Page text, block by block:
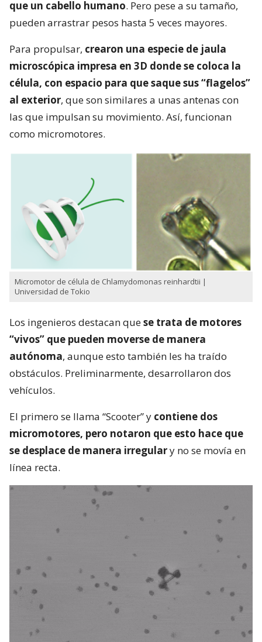
que un cabello humano. Pero pese a su tamaño,
pueden arrastrar pesos hasta 5 veces mayores.
Para propulsar, crearon una especie de jaula
microscópica impresa en 3D donde se coloca la
célula, con espacio para que saque sus “flagelos”
al exterior, que son similares a unas antenas con
las que impulsan su movimiento. Así, funcionan
como micromotores.
Micromotor de célula de Chlamydomonas reinhardtii |
Universidad de Tokio
Los ingenieros destacan quese trata de motores
“vivos” que pueden moverse de manera
autónoma, aunque esto también les ha traído
obstáculos. Preliminarmente, desarrollaron dos
vehículos.
El primero se llama “Scooter” y contiene dos
micromotores, pero notaron que esto hace que
se desplace de manera irregulary no se movía en
línea recta.